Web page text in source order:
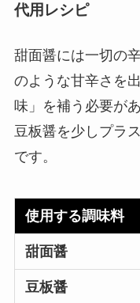
代用レシピ
甜面醤には一切の
のような甘辛さを
味」を補う必要が
豆板醤を少しプラ
です。
使用する調味料
甜面醤
豆板醤